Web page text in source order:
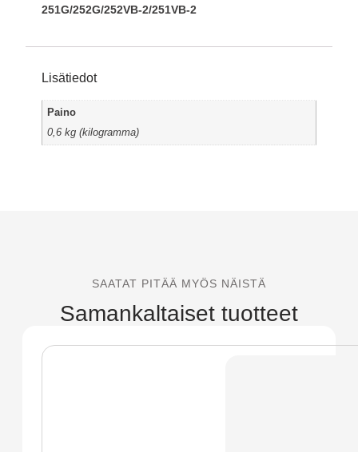
251G/252G/252VB-2/251VB-2
Lisätiedot
Paino
0,6 kg (kilogramma)
SAATAT PITÄÄ MYÖS NÄISTÄ
Samankaltaiset tuotteet